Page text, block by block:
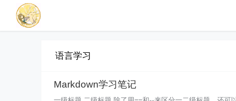
语言学习
Markdown学习笔记